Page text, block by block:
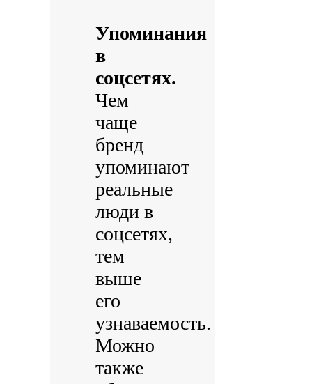
Упоминания
в
соцсетях.
Чем
чаще
бренд
упоминают
реальные
люди в
соцсетях,
тем
выше
его
узнаваемость.
Можно
также